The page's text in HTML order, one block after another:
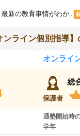
新の教育事情がわか...
ンライン個別指導
オンライ
保護者
総
通塾開始時
学年